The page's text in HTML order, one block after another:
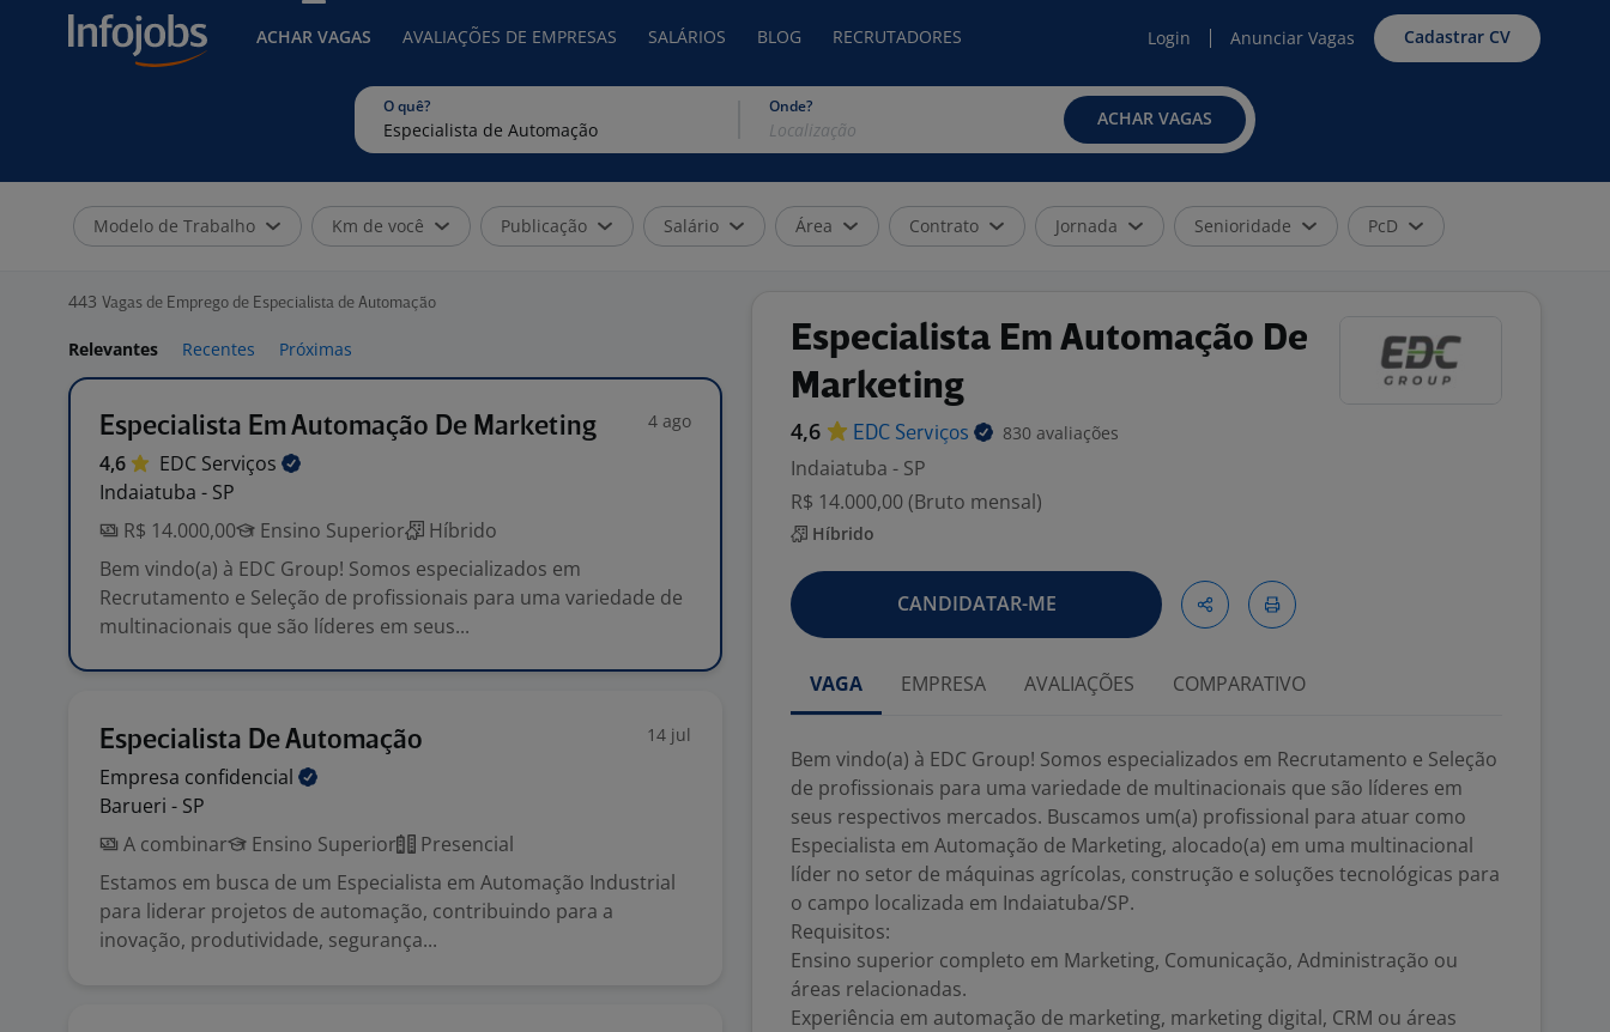
ACHAR VAGAS AVALIAÇÕES DE EMPRESAS SALÁRIOS BLOG RECRUTADORES Login Anunciar Vagas Cadastrar CV
O quê? Onde?
ACHAR VAGAS
Modelo de Trabalho Km de você Publicação Salário Área Contrato Jornada Senioridade PcD
443 Vagas de Emprego de Especialista de Automação
Relevantes Recentes Próximas
Especialista Em Automação De Marketing 4 ago
4,6 EDC Serviços
Indaiatuba - SP
R$ 14.000,00
Ensino Superior
Híbrido
Bem vindo(a) à EDC Group! Somos especializados em
Recrutamento e Seleção de profissionais para uma variedade de
multinacionais que são líderes em seus...
Especialista De Automação 14 jul
Empresa confidencial
Barueri - SP
A combinar
Ensino Superior
Presencial
Estamos em busca de um Especialista em Automação Industrial
para liderar projetos de automação, contribuindo para a
inovação, produtividade, segurança...
Especialista Em Automação De
Marketing
4,6 EDC Serviços 830 avaliações
Indaiatuba - SP
R$ 14.000,00 (Bruto mensal)
Híbrido
CANDIDATAR-ME
VAGA EMPRESA AVALIAÇÕES COMPARATIVO
Bem vindo(a) à EDC Group! Somos especializados em Recrutamento e Seleção
de profissionais para uma variedade de multinacionais que são líderes em
seus respectivos mercados. Buscamos um(a) profissional para atuar como
Especialista em Automação de Marketing, alocado(a) em uma multinacional
líder no setor de máquinas agrícolas, construção e soluções tecnológicas para
o campo localizada em Indaiatuba/SP.
Requisitos:
Ensino superior completo em Marketing, Comunicação, Administração ou
áreas relacionadas.
Experiência em automação de marketing, marketing digital, CRM ou áreas